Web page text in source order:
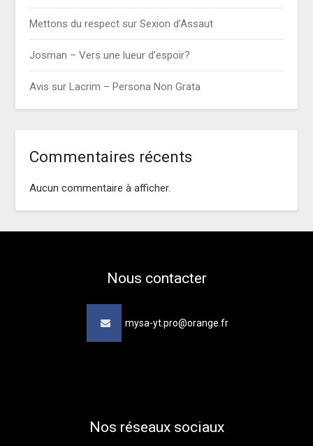
Mettons du respect sur Sexion d’Assaut
Josman – Vers une lueur d’espoir?
Avis sur Lacrim – Persona Non Grata
Commentaires récents
Aucun commentaire à afficher.
Nous contacter
mysa-yt.pro@orange.fr
Nos réseaux sociaux